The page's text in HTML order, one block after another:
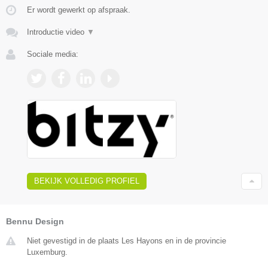
Er wordt gewerkt op afspraak.
Introductie video ▼
Sociale media:
BEKIJK VOLLEDIG PROFIEL
Bennu Design
Niet gevestigd in de plaats Les Hayons en in de provincie
Luxemburg.